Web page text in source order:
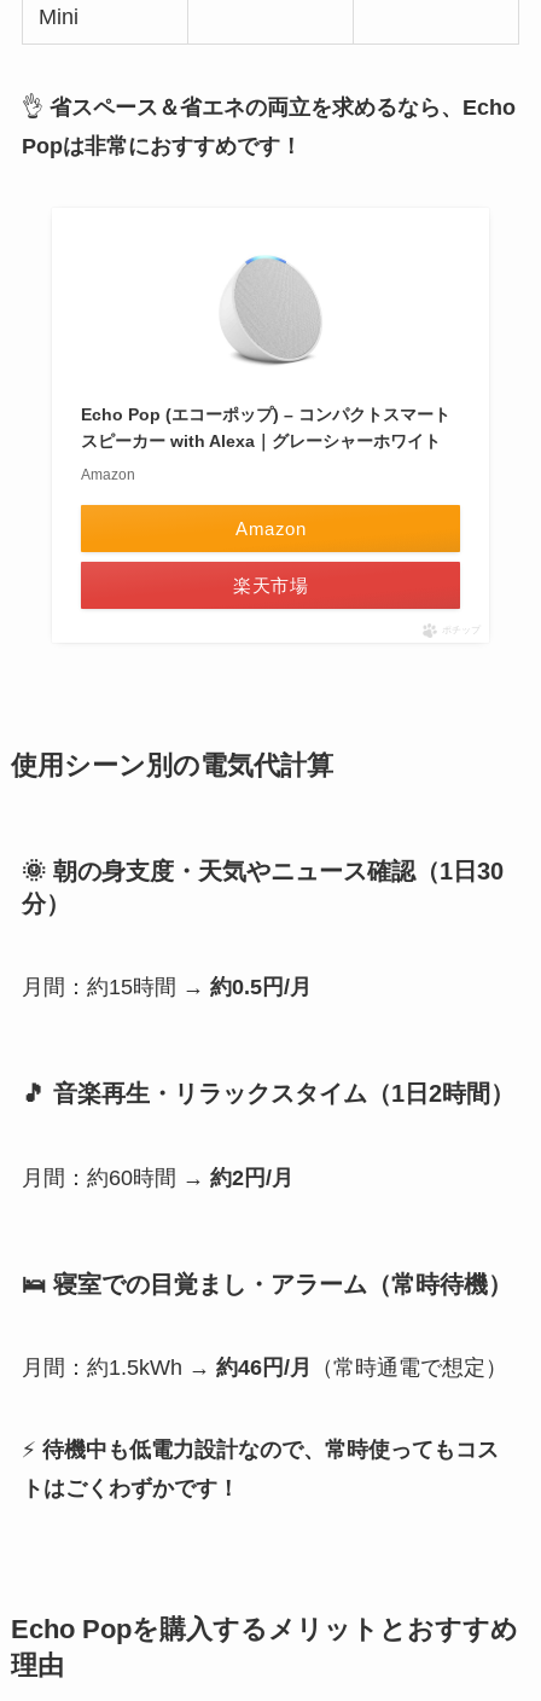
Mini
👌 省スペース＆省エネの両立を求めるなら、Echo
Popは非常におすすめです！
Echo Pop (エコーポップ) – コンパクトスマート
スピーカー with Alexa｜グレーシャーホワイト
Amazon
Amazon
楽天市場
ポチップ
使用シーン別の電気代計算
🌞 朝の身支度・天気やニュース確認（1日30
分）
月間：約15時間 → 約0.5円/月
🎵 音楽再生・リラックスタイム（1日2時間）
月間：約60時間 → 約2円/月
🛌 寝室での目覚まし・アラーム（常時待機）
月間：約1.5kWh → 約46円/月 （常時通電で想定）
⚡️ 待機中も低電力設計なので、常時使ってもコス
トはごくわずかです！
Echo Popを購入するメリットとおすすめ
理由